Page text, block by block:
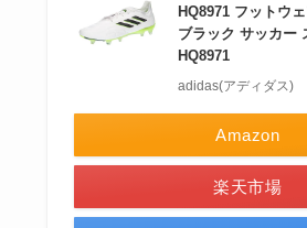
HQ8971 フットウ
ブラック サッカー
HQ8971
adidas(アディダス)
Amazon
楽天市場